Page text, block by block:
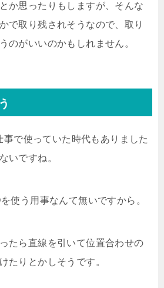
か思ったりもしますが、そんな
で取り残されそうなので、取り
のがいいのかもしれません。
で使っていた時代もありました
いですね。
使う用事なんて無いですから。
たら直線を引いて位置合わせの
たりとかしそうです。